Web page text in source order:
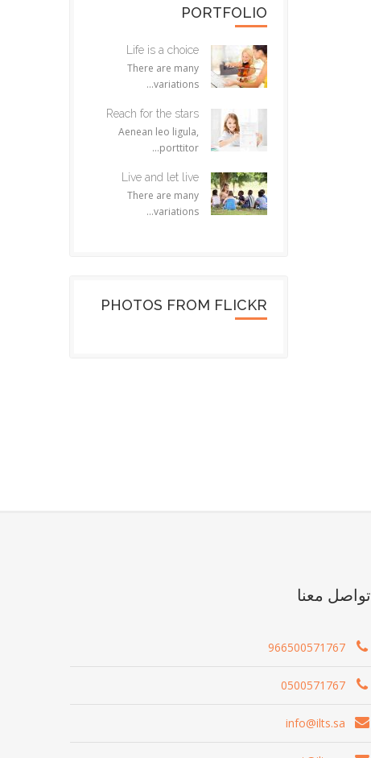
PORTFOLIO
Life is a choice
There are many
variations...
Reach for the stars
Aenean leo ligula,
porttitor...
Live and let live
There are many
variations...
PHOTOS FROM FLICKR
تواصل معنا
966500571767
0500571767
info@ilts.sa